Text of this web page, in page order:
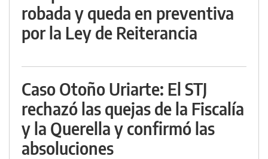
robada y queda en preventiva
por la Ley de Reiterancia
Caso Otoño Uriarte: El STJ
rechazó las quejas de la Fiscalía
y la Querella y confirmó las
absoluciones